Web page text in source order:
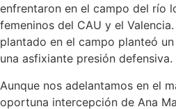
enfrentaron en el campo del río
femeninos del CAU y el
plantado en el campo planteó
una asfixiante presión defensiva.
Aunque nos adelantamos en el
oportuna intercepción de Ana